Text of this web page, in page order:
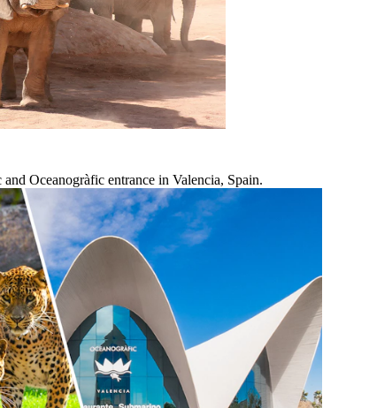
Oceanogràfic entrance in Valencia, Spain.